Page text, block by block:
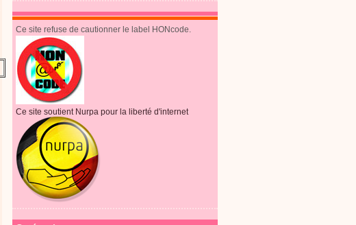
Ce site refuse de cautionner le label HONcode.
Ce site soutient Nurpa pour la liberté d'internet